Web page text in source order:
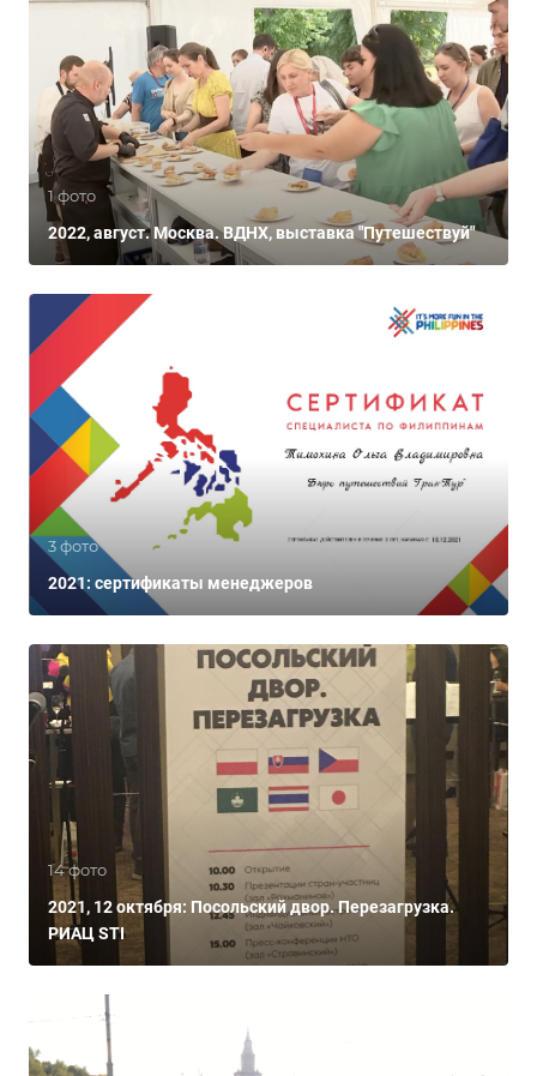
1 фото
2022, август. Москва. ВДНХ, выставка "Путешествуй"
3 фото
2021: сертификаты менеджеров
14 фото
2021, 12 октября: Посольский двор. Перезагрузка.
РИАЦ STI